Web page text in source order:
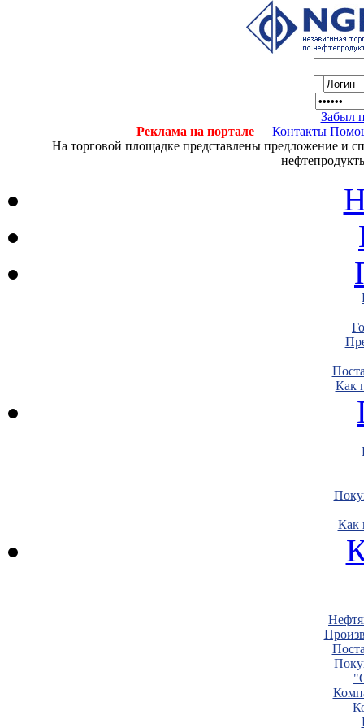
Забыл
Реклама на портале
Контакты
На торговой площадке представлены предложение и
Как
Как